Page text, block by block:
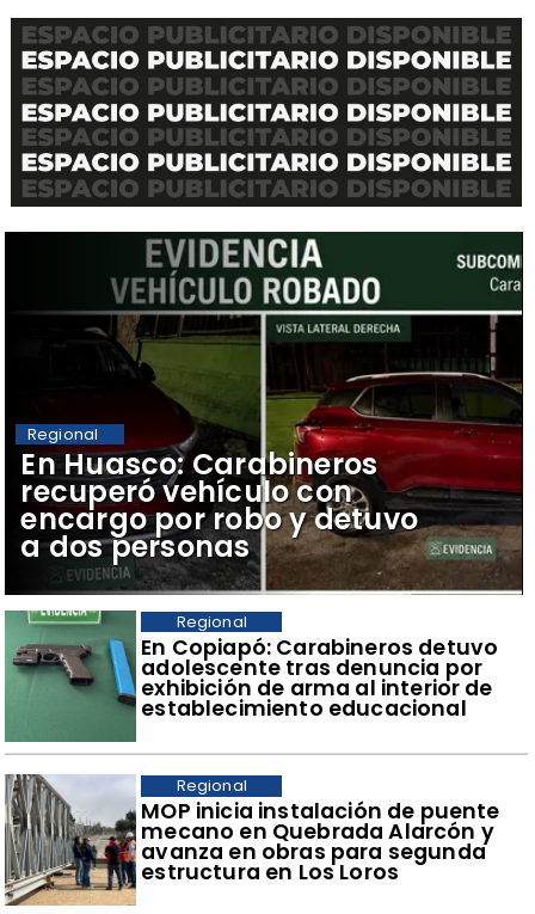
​En Copiapó: Carabineros detuvo
adolescente tras denuncia por
exhibición de arma al interior de
establecimiento educacional
Regional
​MOP inicia instalación de puente
mecano en Quebrada Alarcón y
avanza en obras para segunda
estructura en Los Loros
Regional
​En Huasco: Carabineros
recuperó vehículo con
encargo por robo y detuvo
a dos personas
Regional